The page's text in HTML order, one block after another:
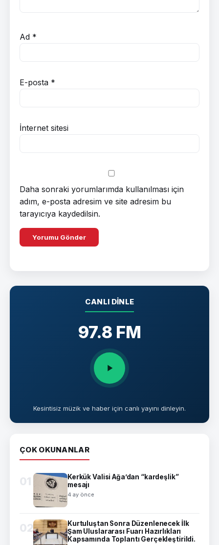
Ad *
E-posta *
İnternet sitesi
Daha sonraki yorumlarımda kullanılması için
adım, e-posta adresim ve site adresim bu
tarayıcıya kaydedilsin.
CANLI DINLE
97.8 FM
Kesintisiz müzik ve haber için canlı yayını dinleyin.
ÇOK OKUNANLAR
01
Kerkük Valisi Ağa’dan “kardeşlik”
mesajı
4 ay önce
02
Kurtuluştan Sonra Düzenlenecek İlk
Şam Uluslararası Fuarı Hazırlıkları
Kapsamında Toplantı Gerçekleştirildi.